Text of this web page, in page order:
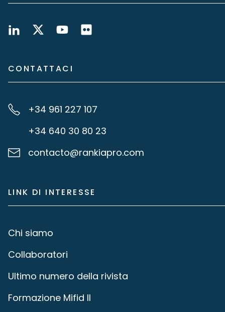
CONTATTACI
+34 961 227 107
+34 640 30 80 23
contacto@rankiapro.com
LINK DI INTERESSE
Chi siamo
Collaboratori
Ultimo numero della rivista
Formazione Mifid II